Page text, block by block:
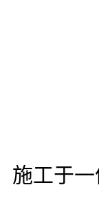
施工于